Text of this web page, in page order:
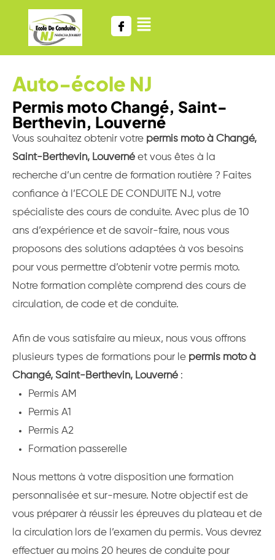
Auto-école NJ
Permis moto Changé, Saint-
Berthevin, Louverné
Vous souhaitez obtenir votre permis moto à Changé,
Saint-Berthevin, Louverné et vous êtes à la
recherche d’un centre de formation routière ? Faites
confiance à l’ECOLE DE CONDUITE NJ, votre
spécialiste des cours de conduite. Avec plus de 10
ans d’expérience et de savoir-faire, nous vous
proposons des solutions adaptées à vos besoins
pour vous permettre d’obtenir votre permis moto.
Notre formation complète comprend des cours de
circulation, de code et de conduite.
Afin de vous satisfaire au mieux, nous vous offrons
plusieurs types de formations pour le permis moto à
Changé, Saint-Berthevin, Louverné :
Permis AM
Permis A1
Permis A2
Formation passerelle
Nous mettons à votre disposition une formation
personnalisée et sur-mesure. Notre objectif est de
vous préparer à réussir les épreuves du plateau et de
la circulation lors de l’examen du permis. Vous devrez
effectuer au moins 20 heures de conduite pour